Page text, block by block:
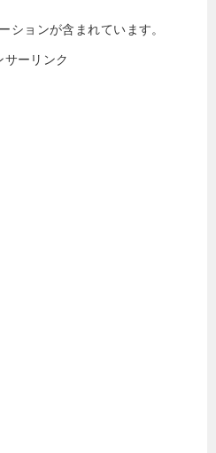
ションが含まれています。
サーリンク